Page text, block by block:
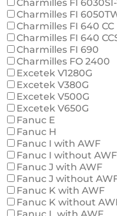
Charmilles FI
Charmilles FI
Charmilles FI 640 CC
Charmilles FI 640
Charmilles FI 690
Charmilles FO 2400
Excetek V1280G
Excetek V380G
Excetek V500G
Excetek V650G
Fanuc E
Fanuc H
Fanuc I with AWF
Fanuc I without AWF
Fanuc J with AWF
Fanuc J without
Fanuc K with AWF
Fanuc K without